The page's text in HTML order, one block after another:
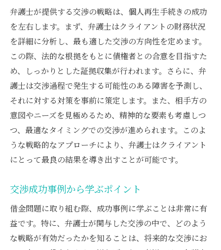
弁護士が提供する交渉の戦略は、個人再生手続きの成功
を左右します。まず、弁護士はクライアントの財務状況
を詳細に分析し、最も適した交渉の方向性を定めます。
この際、法的な根拠をもとに債権者との合意を目指すた
め、しっかりとした証拠収集が行われます。さらに、弁
護士は交渉過程で発生する可能性のある障害を予測し、
それに対する対策を事前に策定します。また、相手方の
意図やニーズを見極めるため、精神的な要素も考慮しつ
つ、最適なタイミングでの交渉が進められます。このよ
うな戦略的なアプローチにより、弁護士はクライアント
にとって最良の結果を導き出すことが可能です。
交渉成功事例から学ぶポイント
借金問題に取り組む際、成功事例に学ぶことは非常に有
益です。特に、弁護士が関与した交渉の中で、どのよう
な戦略が有効だったかを知ることは、将来的な交渉にお